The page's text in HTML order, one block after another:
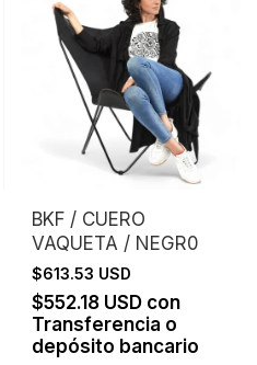
BKF / CUERO
VAQUETA / NEGR0
$613.53 USD
$552.18 USD con
Transferencia o
depósito bancario